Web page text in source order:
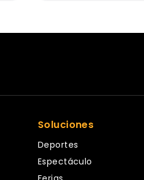
Soluciones
Deportes
Espectáculo